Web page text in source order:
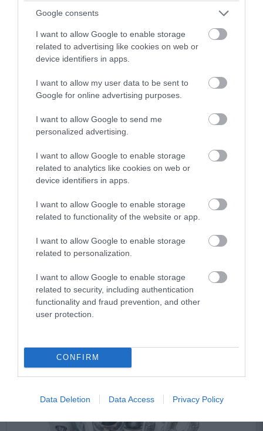
Google consents
I want to allow Google to enable storage
related to advertising like cookies on web or
device identifiers in apps.
I want to allow my user data to be sent to
Google for online advertising purposes.
I want to allow Google to send me
personalized advertising.
I want to allow Google to enable storage
related to analytics like cookies on web or
device identifiers in apps.
I want to allow Google to enable storage
related to functionality of the website or app.
I want to allow Google to enable storage
related to personalization.
I want to allow Google to enable storage
related to security, including authentication
functionality and fraud prevention, and other
user protection.
CONFIRM
Data Deletion Data Access Privacy Policy
Litec QUKFC Σετ Σύνδεσης για Τράσα
Αμεσα Διαθέσιμο
Ρωτήστε για τιμή